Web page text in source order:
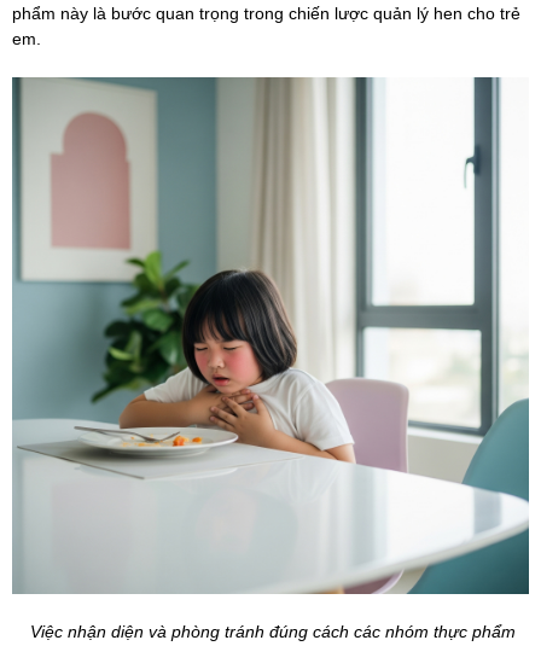
phẩm này là bước quan trọng trong chiến lược quản lý hen cho trẻ
em.
Việc nhận diện và phòng tránh đúng cách các nhóm thực phẩm